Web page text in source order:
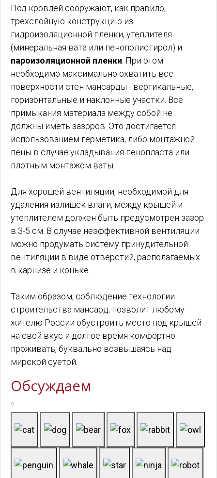
Под кровлей сооружают, как правило,
трехслойную конструкцию из
гидроизоляционной пленки, утеплителя
(минеральная вата или пенополистирол) и
пароизоляционной пленки . При этом
необходимо максимально охватить все
поверхности стен мансарды - вертикальные,
горизонтальные и наклонные участки. Все
примыкания материала между собой не
должны иметь зазоров. Это достигается
использованием герметика, либо монтажной
пены в случае укладывания пенопласта или
плотным монтажом ваты.
Для хорошей вентиляции, необходимой для
удаления излишек влаги, между крышей и
утеплителем должен быть предусмотрен зазор
в 3-5 см. В случае неэффективной вентиляции
можно продумать систему принудительной
вентиляции в виде отверстий, располагаемых
в карнизе и коньке.
Таким образом, соблюдение технологии
строительства мансард, позволит любому
жителю России обустроить место под крышей
на свой вкус и долгое время комфортно
проживать, буквально возвышаясь над
мирской суетой.
Обсуждаем
?